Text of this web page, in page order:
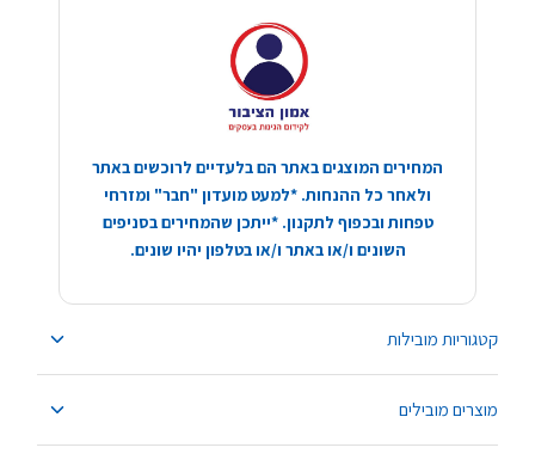
קטגוריות מובילות
מוצרים מובילים
המחירים המוצגים באתר הם בלעדיים לרוכשים באתר
ולאחר כל ההנחות. *למעט מועדון "חבר" ומזרחי
טפחות ובכפוף לתקנון. *ייתכן שהמחירים בסניפים
השונים ו/או באתר ו/או בטלפון יהיו שונים.